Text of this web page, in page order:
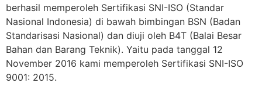
berhasil memperoleh Sertifikasi SNI-ISO (Standar
Nasional Indonesia) di bawah bimbingan BSN (Badan
Standarisasi Nasional) dan diuji oleh B4T (Balai Besar
Bahan dan Barang Teknik). Yaitu pada tanggal 12
November 2016 kami memperoleh Sertifikasi SNI-ISO
9001: 2015.